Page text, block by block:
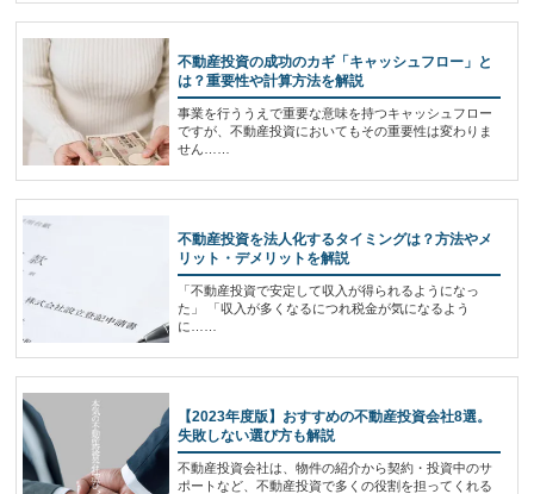
不動産投資の成功のカギ「キャッシュフロー」と
は？重要性や計算方法を解説
事業を行ううえで重要な意味を持つキャッシュフロー
ですが、不動産投資においてもその重要性は変わりま
せん……
不動産投資を法人化するタイミングは？方法やメ
リット・デメリットを解説
「不動産投資で安定して収入が得られるようになっ
た」 「収入が多くなるにつれ税金が気になるよう
に……
【2023年度版】おすすめの不動産投資会社8選。
失敗しない選び方も解説
不動産投資会社は、物件の紹介から契約・投資中のサ
ポートなど、不動産投資で多くの役割を担ってくれる